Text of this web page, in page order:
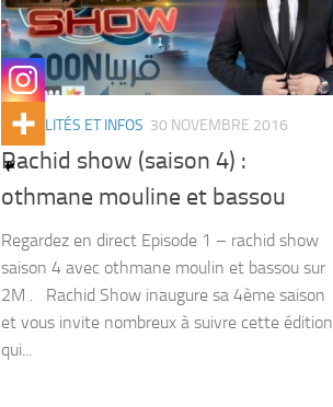
ACTUALITÉS ET INFOS 30 NOVEMBRE 2016
Rachid show (saison 4) :
othmane mouline et bassou
Regardez en direct Episode 1 – rachid show
saison 4 avec othmane moulin et bassou sur
2M . Rachid Show inaugure sa 4ème saison
et vous invite nombreux à suivre cette édition
qui...